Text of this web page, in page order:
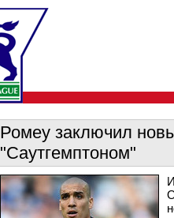
Ромеу заключил
"Саутгемптоном"